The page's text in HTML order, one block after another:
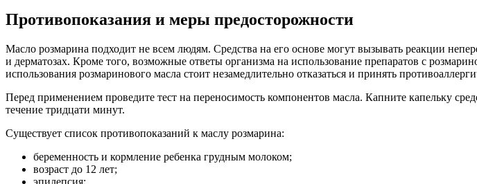
Противопоказания и меры предосторожности
Масло розмарина подходит не всем людям. Средства на его основе могут вызывать реакции
и дерматозах. Кроме того, возможные ответы организма на использование препаратов с
использования розмаринового масла стоит незамедлительно отказаться и принять
Перед применением проведите тест на переносимость компонентов масла. Капните капельку
течение тридцати минут.
Существует список противопоказаний к маслу розмарина:
беременность и кормление ребенка грудным молоком;
возраст до 12 лет;
эпилепсия;